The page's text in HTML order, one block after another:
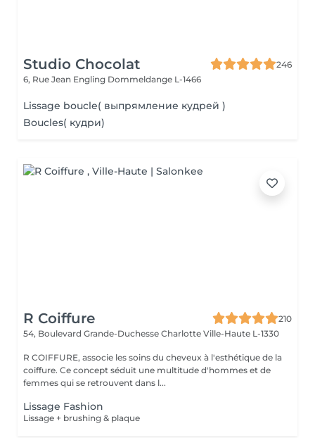
Studio Chocolat
246
6, Rue Jean Engling Dommeldange L-1466
Lissage boucle( выпрямление кудрей )
Boucles( кудри)
R Coiffure
210
54, Boulevard Grande-Duchesse Charlotte Ville-Haute L-1330
R COIFFURE, associe les soins du cheveux à l'esthétique de la
coiffure. Ce concept séduit une multitude d'hommes et de
femmes qui se retrouvent dans l...
Lissage Fashion
Lissage + brushing & plaque